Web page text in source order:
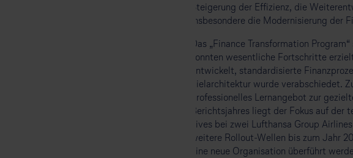
Steigerung der Effizienz, die
insbesondere die Modernisierung der
Das „Finance Transformation
konnten wesentliche Fortschritte
entwickelt, standardisierte
Zielarchitektur wurde verabschiedet.
professionelles Lernangebot zur
Berichtsjahres liegt der Fokus auf der
Lives bei zwei Lufthansa Group
weitere Rollout-Wellen bis zum Jahr
eine neue Organisation überführt